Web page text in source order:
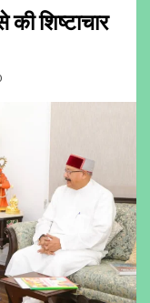
शिष्टाचार